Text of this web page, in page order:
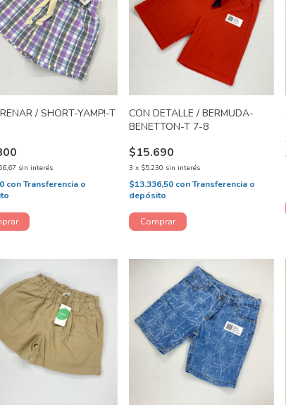
/ SHORT-YAMP!-T
sin interés
con Transferencia o
CON DETALLE / BERMUDA-
BENETTON-T 7-8
$15.690
3 x $5.230 sin interés
$13.336,50 con Transferencia o
depósito